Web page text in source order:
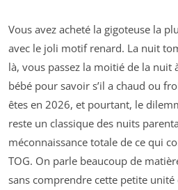
Vous avez acheté la gigoteuse la
avec le joli motif renard. La nuit
là, vous passez la moitié de la
bébé pour savoir s’il a chaud ou
êtes en 2026, et pourtant, le
reste un classique des nuits
méconnaissance totale de ce qui
TOG. On parle beaucoup de
sans comprendre cette petite